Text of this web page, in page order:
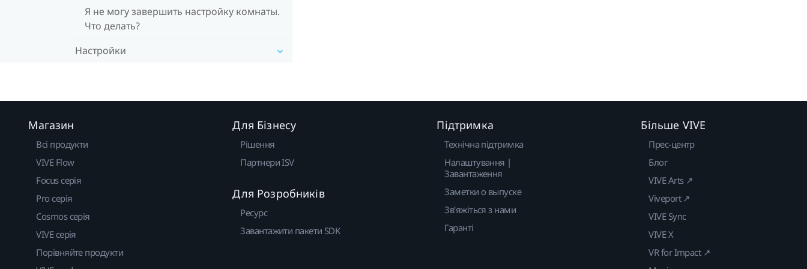
Я не могу завершить настройку комнаты.
Что делать?
Настройки
Магазин
Всі продукти
VIVE Flow
Focus серія
Pro серія
Cosmos серія
VIVE серія
Порівняйте продукти
Для Бізнесу
Рішення
Партнери ISV
Для Розробників
Ресурс
Завантажити пакети SDK
Підтримка
Технічна підтримка
Налаштування |
Завантаження
Заметки о выпуске
Зв'яжіться з нами
Гаранті
Більше VIVE
Прес-центр
Блог
VIVE Arts ↗
Viveport ↗
VIVE Sync
VIVE X
VR for Impact ↗